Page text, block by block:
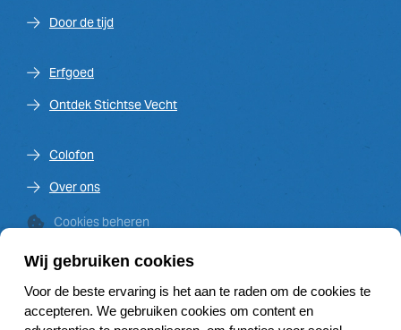
Wij gebruiken cookies
Voor de beste ervaring is het aan te raden om de cookies te
accepteren. We gebruiken cookies om content en
Door de tijd
Erfgoed
Ontdek Stichtse Vecht
Colofon
Over ons
Cookies beheren
Venster op de Vecht is een initiatief van de Vechtplassen